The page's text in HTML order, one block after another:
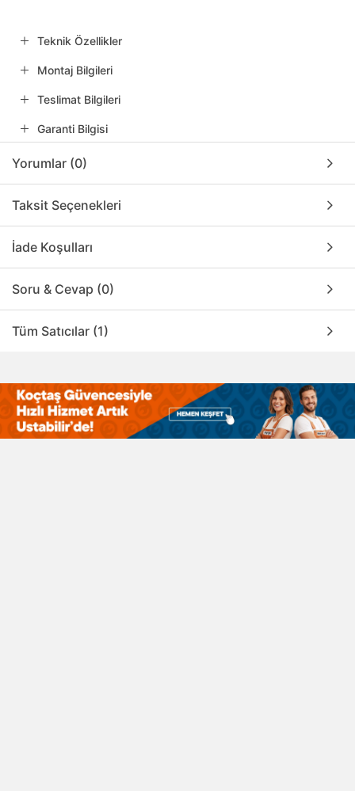
Teknik Özellikler
Montaj Bilgileri
Teslimat Bilgileri
Garanti Bilgisi
Yorumlar (0)
Taksit Seçenekleri
İade Koşulları
Soru & Cevap (0)
Tüm Satıcılar (1)